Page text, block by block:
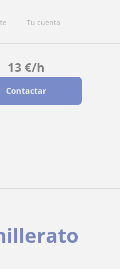
Tu cuenta
13 €/h
Contactar